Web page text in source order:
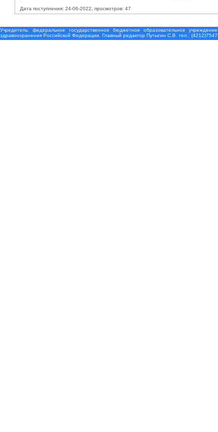
Дата поступления: 24-06-2022, просмотров: 47
Учредитель: федеральное государственное бюджетное образовательное
здравоохранения Российской Федерации. Главный редактор Путыгин С.В. тел.: